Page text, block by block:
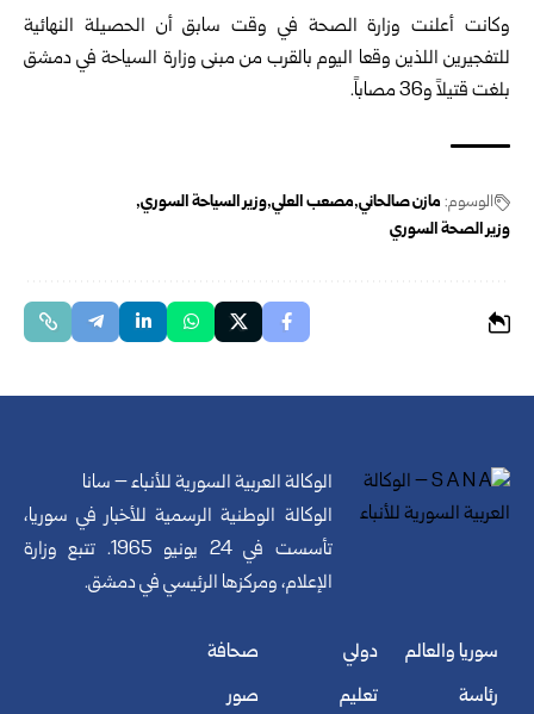
وكانت أعلنت وزارة الصحة في وقت سابق أن الحصيلة النهائية
للتفجيرين اللذين وقعا اليوم ‏بالقرب من مبنى وزارة السياحة في دمشق
بلغت قتيلاً و36 مصاباً.‏
الوسوم: مازن ‏صالحاني مصعب العلي وزير السياحة السوري
وزير الصحة السوري
الوكالة العربية السورية للأنباء – سانا
الوكالة الوطنية الرسمية للأخبار في سوريا،
تأسست في 24 يونيو 1965. تتبع وزارة
الإعلام، ومركزها الرئيسي في دمشق.
سوريا والعالم
رئاسة
دولي
تعليم
صحافة
صور